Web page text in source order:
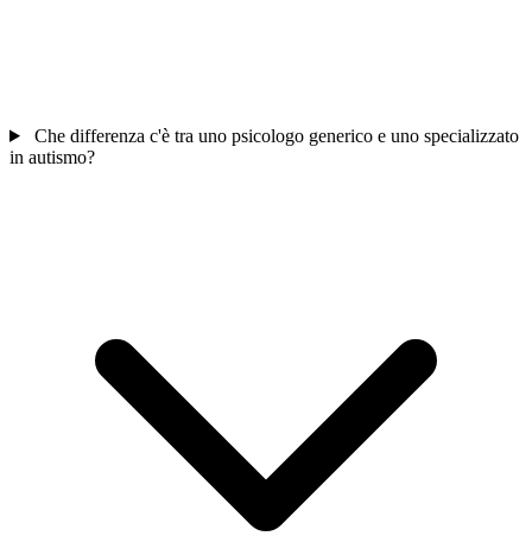
Che differenza c'è tra uno psicologo generico e uno specializzato
in autismo?